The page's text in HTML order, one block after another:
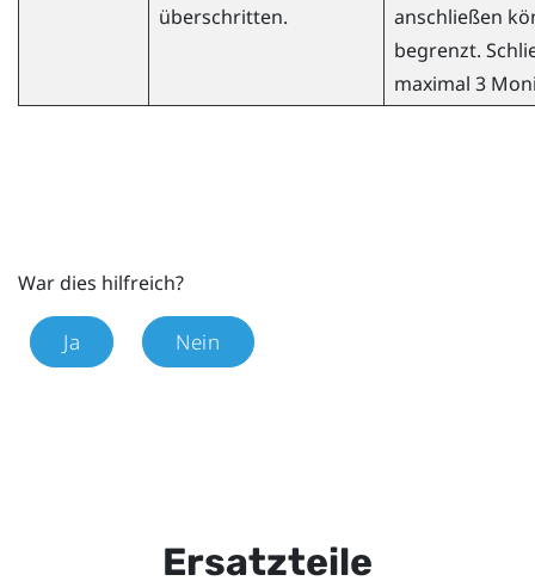
überschritten.
anschließen
begrenzt.
maximal 3
War dies hilfreich?
Ja Nein
Ersatzteile